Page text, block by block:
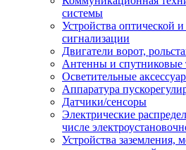
системы
Устройства оптической и
сигнализации
Двигатели ворот,
Антенны и спутниковые
Осветительные
Аппаратура
Датчики/сенсоры
Электрические
числе
Устройства